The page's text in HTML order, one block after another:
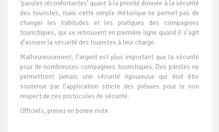
‘paroles réconfortantes’ quant à la priorité donnée à la sécurité
des touristes, mais cette simple rhétorique ne permet pas de
changer les habitudes et les pratiques des compagnies
touristiques, qui se retrouvent en première ligne quand il s’agit
d’assurer la sécurité des touristes à leur charge.
Malheureusement, l’argent est plus important que la sécurité
pour de nombreuses compagnies touristiques. Des paroles ne
permettront jamais une sécurité rigoureuse qui doit être
soutenue par l’application stricte des prévues pour le non
respect de ces protocoles de sécurité.
Officiels, prenez en bonne note.